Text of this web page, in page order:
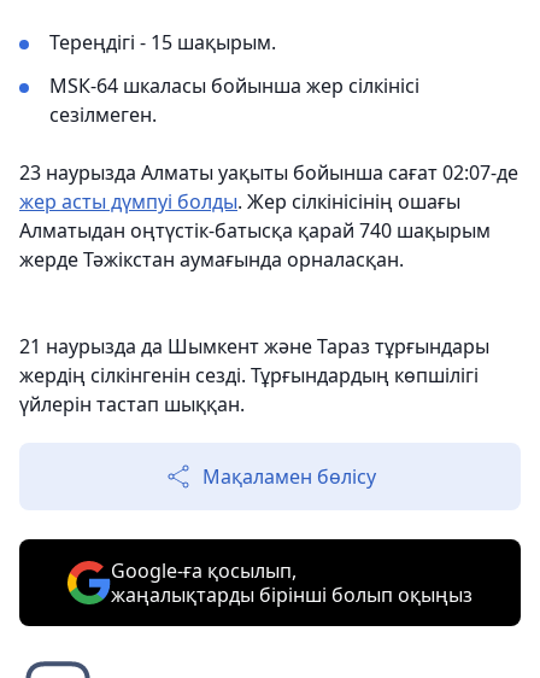
Тереңдігі - 15 шақырым.
МSК-64 шкаласы бойынша жер сілкінісі
сезілмеген.
23 наурызда Алматы уақыты бойынша сағат 02:07-де
жер асты дүмпуі болды. Жер сілкінісінің ошағы
Алматыдан оңтүстік-батысқа қарай 740 шақырым
жерде Тәжікстан аумағында орналасқан.
21 наурызда да Шымкент және Тараз тұрғындары
жердің сілкінгенін сезді. Тұрғындардың көпшілігі
үйлерін тастап шыққан.
Мақаламен бөлісу
Google-ға қосылып,
жаңалықтарды бірінші болып оқыңыз